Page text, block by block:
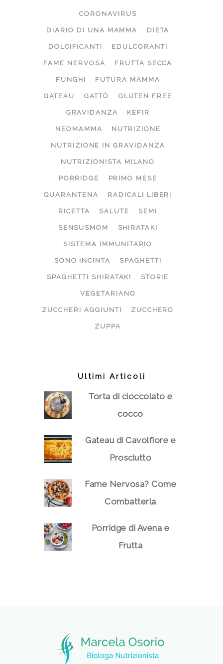
CORONAVIRUS
DIARIO DI UNA MAMMA DIETA
DOLCIFICANTI EDULCORANTI
FAME NERVOSA FRUTTA SECCA
FUNGHI FUTURA MAMMA
GATEAU GATTÒ GLUTEN FREE
GRAVIDANZA KEFIR
NEOMAMMA NUTRIZIONE
NUTRIZIONE IN GRAVIDANZA
NUTRIZIONISTA MILANO
PORRIDGE PRIMO MESE
QUARANTENA RADICALI LIBERI
RICETTA SALUTE SEMI
SENSUSMOM SHIRATAKI
SISTEMA IMMUNITARIO
SONO INCINTA SPAGHETTI
SPAGHETTI SHIRATAKI STORIE
VEGETARIANO
ZUCCHERI AGGIUNTI ZUCCHERO
ZUPPA
Ultimi Articoli
Torta di cioccolato e
cocco
Gateau di Cavolfiore e
Prosciutto
Fame Nervosa? Come
Combatterla
Porridge di Avena e
Frutta